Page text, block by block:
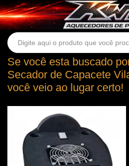
Se você esta buscado
Secador de Capacete
você veio ao lugar certo!